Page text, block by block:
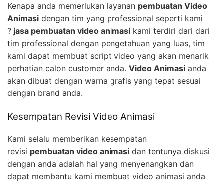
Kenapa anda memerlukan layanan pembuatan Video
Animasi dengan tim yang professional seperti kami
? jasa pembuatan video animasi kami terdiri dari dari
tim professional dengan pengetahuan yang luas, tim
kami dapat membuat script video yang akan menarik
perhatian calon customer anda. Video Animasi anda
akan dibuat dengan warna grafis yang tepat sesuai
dengan brand anda.
Kesempatan Revisi Video Animasi
Kami selalu memberikan kesempatan
revisi pembuatan video animasi dan tentunya diskusi
dengan anda adalah hal yang menyenangkan dan
dapat membantu kami membuat video animasi anda